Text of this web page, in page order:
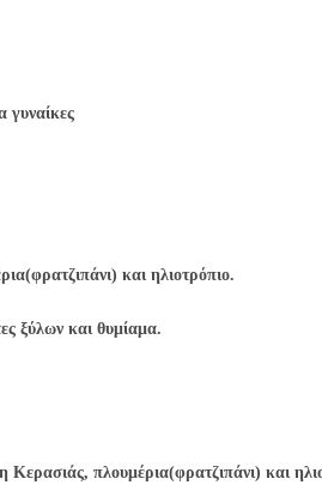
γυναίκες
και ηλιοτρόπιο.
ξύλων και θυμίαμα.
πλουμέρια(φρατζιπάνι) και